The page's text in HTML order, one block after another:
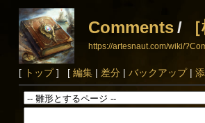
Comments/
https://artesnaut.com/wiki/
[ トップ] [ 編集| 差分| バックアップ|